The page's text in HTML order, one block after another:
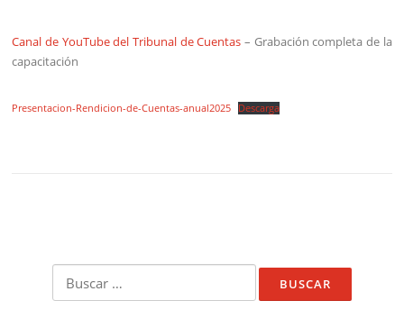
Canal de YouTube del Tribunal de Cuentas – Grabación completa de la
capacitación
Presentacion-Rendicion-de-Cuentas-anual2025 Descarga